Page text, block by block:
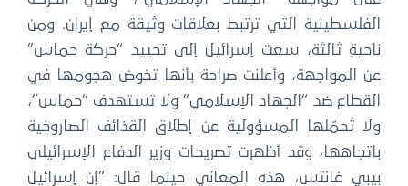
الفلسطينية التي ترتبط بعلاقات وثيقة مع إيران. ومن
ناحيةٍ ثالثة، سعت إسرائيل إلى تحييد “حركة حماس”
عن المواجهة، وأعلنت صراحة بأنها تخوض هجومها في
القطاع ضد “الجهاد الإسلامي” ولا تستهدف “حماس”،
ولا تُحمّلها المسؤولية عن إطلاق القذائف الصاروخية
باتجاهها، وقد أظهرت تصريحات وزير الدفاع الإسرائيلي
بيبي غانتس، هذه المعاني حينما قال: “إن إسرائيل